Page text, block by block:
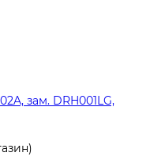
зам. DRH001LG,